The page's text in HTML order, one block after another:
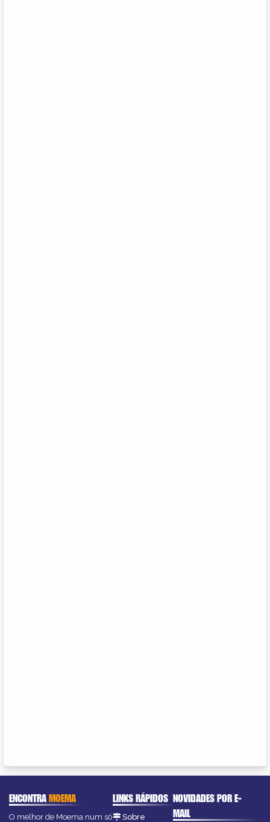
ENCONTRAMOEMA
O melhor de Moema num só
LINKS RÁPIDOS
Sobre
NOVIDADES POR E-
MAIL